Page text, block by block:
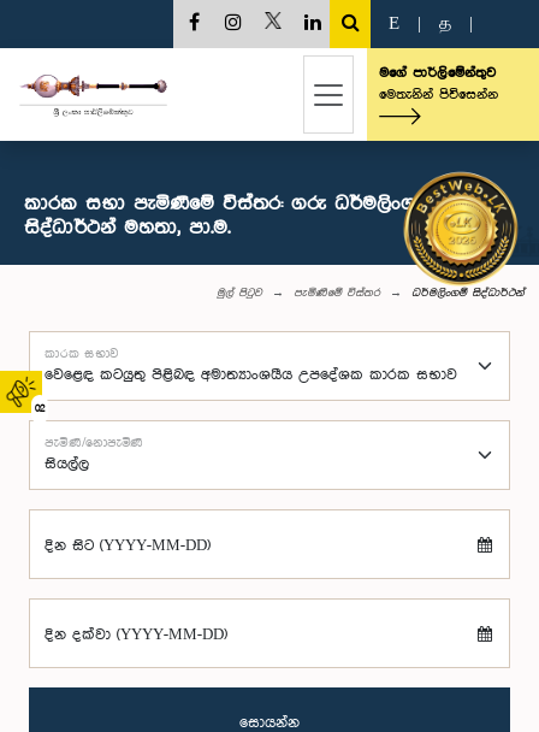
02
E த
මගේ පාර්ලිමේන්තුව
මෙතැනින් පිවිසෙන්න
කාරක සභා පැමිණීමේ විස්තර: ගරු ධර්මලිංගම්
සිද්ධාර්ථන් මහතා, පා.ම.
මුල් පිටුව පැමිණීමේ විස්තර ධර්මලිංගම් සිද්ධාර්ථන්
කාරක සභාව
පැමිණි/නොපැමිණි
දින සිට (YYYY-MM-DD)
දින දක්වා (YYYY-MM-DD)
සොයන්න